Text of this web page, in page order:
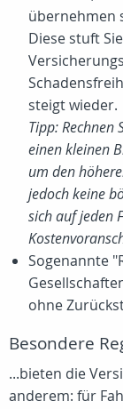
übernehmen
Diese stuft
steigt wieder.
Tipp: Rechnen
einen kleinen
um den
jedoch keine
sich auf jeden
Sogenannte
ohne
Besondere
...bieten die
anderem: für